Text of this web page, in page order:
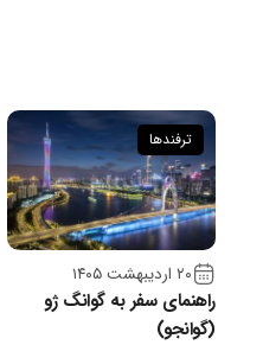
۲۰ اردیبهشت ۱۴۰۵
راهنمای سفر به گوانگ ژو
(گوانجو)
ترفندها